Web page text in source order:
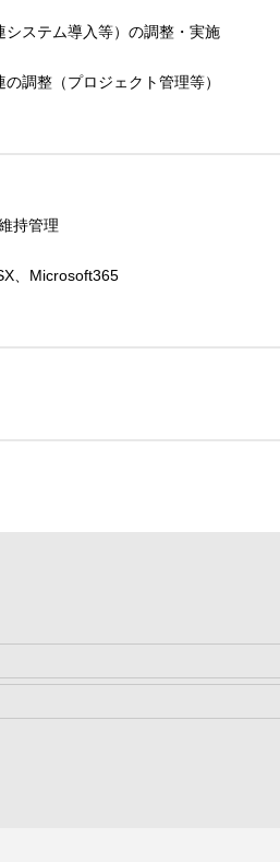
システム導入等）の調整・実施
調整（プロジェクト管理等）
持管理
、Microsoft365